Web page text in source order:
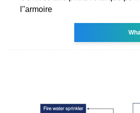
l''armoire